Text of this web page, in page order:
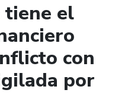
tiene el
con
por